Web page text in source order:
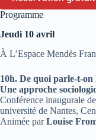
Programme
Jeudi 10 avril
À L’Espace Mendès
10h. De quoi parle-t-on
Une approche
Conférence inaugurale de
université de Nantes,
Animée parLouise